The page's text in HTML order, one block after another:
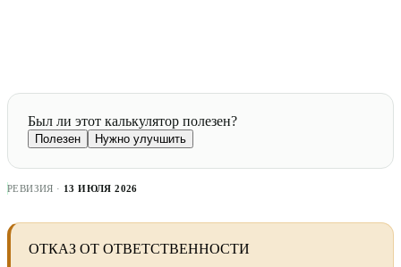
Был ли этот калькулятор полезен?
Полезен Нужно улучшить
РЕВИЗИЯ · 13 ИЮЛЯ 2026
ОТКАЗ ОТ ОТВЕТСТВЕННОСТИ